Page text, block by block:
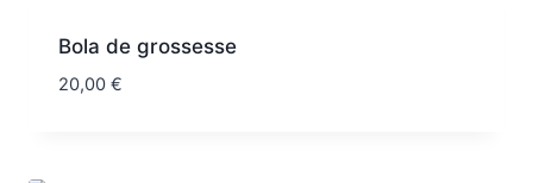
Bola de grossesse
20,00 €